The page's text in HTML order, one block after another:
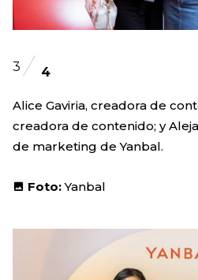
3 4
Alice Gaviria, creadora de
creadora de contenido; y
de marketing de Yanbal.
Foto:Yanbal